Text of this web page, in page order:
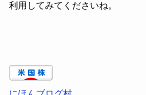
利用してみてくださいね。